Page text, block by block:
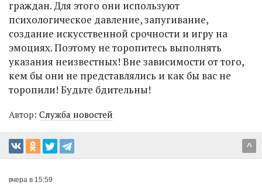
граждан. Для этого они используют
психологическое давление, запугивание,
создание искусственной срочности и игру на
эмоциях. Поэтому не торопитесь выполнять
указания неизвестных! Вне зависимости от того,
кем бы они не представлялись и как бы вас не
торопили! Будьте бдительны!
Автор: Служба новостей
^
вчера в 15:59